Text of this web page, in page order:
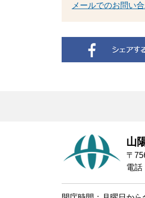
メールでのお問い
山
〒
電話